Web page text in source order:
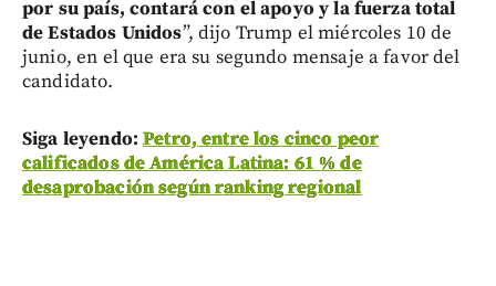
por su país, contará con el apoyo y la fuerza total
de Estados Unidos”, dijo Trump el miércoles 10 de
junio, en el que era su segundo mensaje a favor del
candidato.
Siga leyendo:Petro, entre los cinco peor
calificados de América Latina: 61 % de
desaprobación según ranking regional